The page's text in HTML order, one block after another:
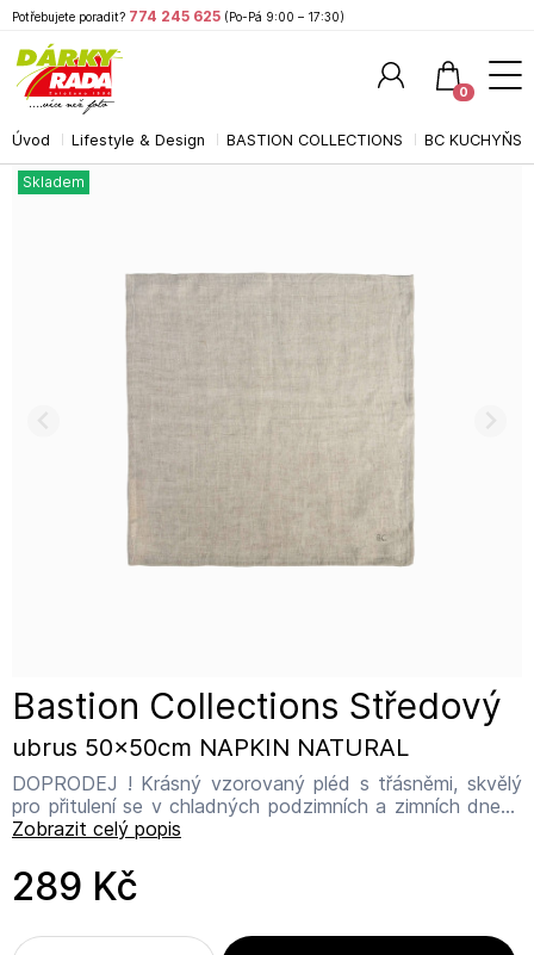
Úvod Lifestyle & Design BASTION COLLECTIONS BC
Bastion Collections Středový
ubrus 50x50cm NAPKIN NATURAL
DOPRODEJ ! Krásný vzorovaný pléd s třásněmi, skvělý
pro přitulení se v chladných podzimních a zimních dnech
od holandské firmy Bastion Collections Materiál: 100%
vzorem Název výrobce: Bastion Collections Adresa
výrobce: IJsselveld 2b, 3417 XH Montfoort Kontakt:
Zobrazit celý popis
Skladem
289 Kč
Potřebujete poradit? 774 245 625 (Po-Pá 9:00 – 17:30)
0